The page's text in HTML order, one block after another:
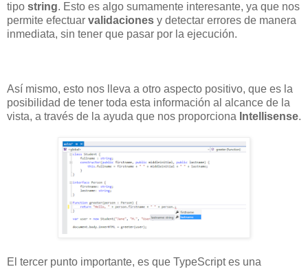
tipo string. Esto es algo sumamente interesante, ya que nos
permite efectuar validaciones y detectar errores de manera
inmediata, sin tener que pasar por la ejecución.
Así mismo, esto nos lleva a otro aspecto positivo, que es la
posibilidad de tener toda esta información al alcance de la
vista, a través de la ayuda que nos proporciona Intellisense.
El tercer punto importante, es que TypeScript es una